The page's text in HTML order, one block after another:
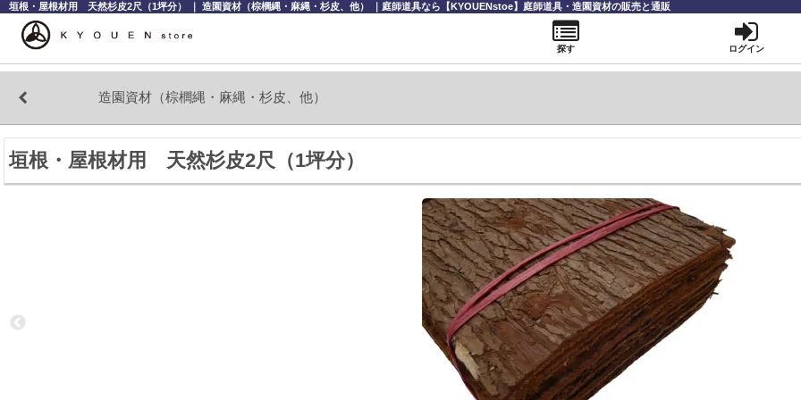
造園資材（棕櫚縄・麻縄・杉皮、他）
垣根・屋根材用 天然杉皮2尺（1坪分）
垣根・屋根材用 天然杉皮2尺（1坪分） ｜ 造園資材（棕櫚縄・麻縄・杉皮、他） ｜庭師道具なら【KYOUENstoe】庭師道具・造園資材の販売と通販
探す ログイン